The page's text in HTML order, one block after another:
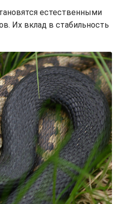
естественными
Их вклад в стабильность